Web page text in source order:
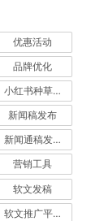
优惠活动
品牌优化
小红书种草营销
新闻稿发布
新闻通稿发布推广
营销工具
软文发稿
软文推广平台